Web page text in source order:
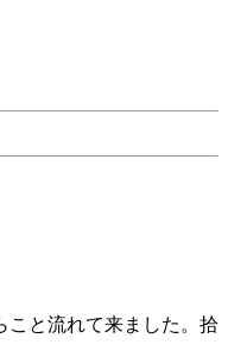
こと流れて来ました。拾